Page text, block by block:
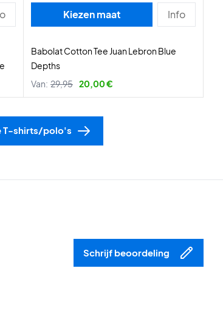
Kiezen maat Info
Babolat Cotton Tee Juan Lebron Blue
Depths
Van: 29,95 20,00 €
T-shirts/polo's
Schrijf beoordeling